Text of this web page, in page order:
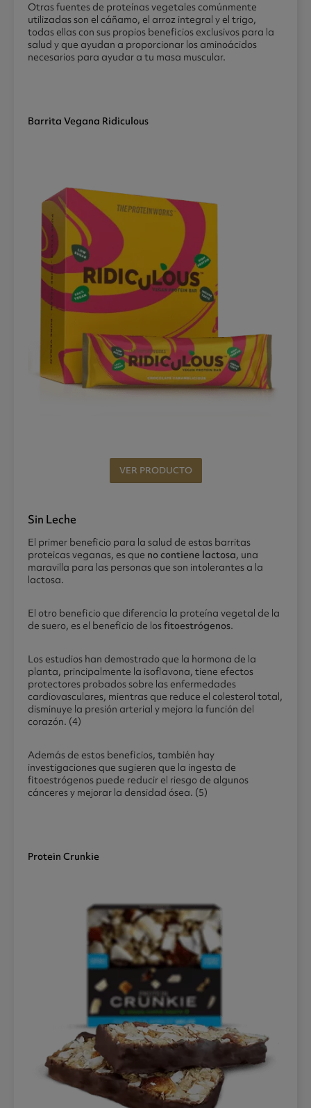
Otras fuentes de proteínas vegetales comúnmente
utilizadas son el cáñamo, el arroz integral y el trigo,
todas ellas con sus propios beneficios exclusivos para la
salud y que ayudan a proporcionar los aminoácidos
necesarios para ayudar a tu masa muscular.
Barrita Vegana Ridiculous
VER PRODUCTO
Sin Leche
El primer beneficio para la salud de estas barritas
proteicas veganas, es que no contiene lactosa, una
maravilla para las personas que son intolerantes a la
lactosa.
El otro beneficio que diferencia la proteína vegetal de la
de suero, es el beneficio de losfitoestrógenos.
Los estudios han demostrado que la hormona de la
planta, principalmente la isoflavona, tiene efectos
protectores probados sobre las enfermedades
cardiovasculares, mientras que reduce el colesterol total,
disminuye la presión arterial y mejora la función del
corazón. (4)
Además de estos beneficios, también hay
investigaciones que sugieren que la ingesta de
fitoestrógenos puede reducir el riesgo de algunos
cánceres y mejorar la densidad ósea. (5)
Protein Crunkie